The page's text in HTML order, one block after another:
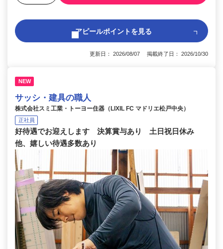
アピールポイントを見る
更新日： 2026/08/07 掲載終了日： 2026/10/30
NEW
サッシ・建具の職人
株式会社スミ工業・トーヨー住器（LIXIL FC マドリエ松戸中央）
正社員
好待遇でお迎えします 決算賞与あり 土日祝日休み
他、嬉しい待遇多数あり